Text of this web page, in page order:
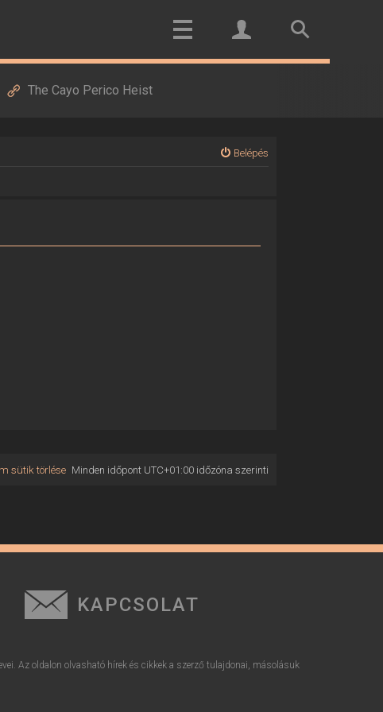
The Cayo Perico Heist
Belépés
Minden időpont UTC+01:00időzóna szerinti
sütik törlése
KAPCSOLAT
Az oldalon olvasható hírek és cikkek a szerző tulajdonai, másolásuk